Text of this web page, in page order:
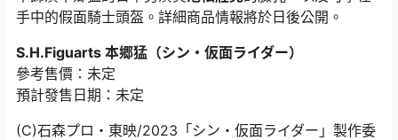
手中的假面騎士頭盔。詳細商品情報將於日後公開。
S.H.Figuarts 本郷猛（シン・仮面ライダー）
參考售價：未定
預計發售日期：未定
(C)石森プロ・東映/2023「シン・仮面ライダー」製作委